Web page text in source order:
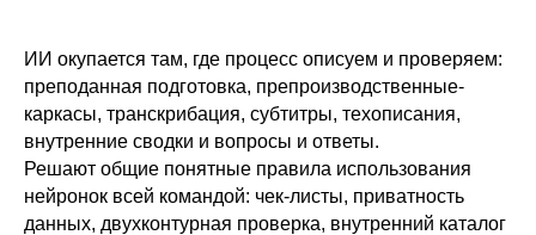
ИИ окупается там, где процесс описуем и проверяем:
преподанная подготовка, препроизводственные-
каркасы, транскрибация, субтитры, техописания,
внутренние сводки и вопросы и ответы.
Решают общие понятные правила использования
нейронок всей командой: чек-листы, приватность
данных, двухконтурная проверка, внутренний каталог